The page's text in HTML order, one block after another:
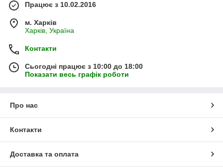
Працює з 10.02.2016
м. Харків
Харків, Україна
Контакти
Сьогодні працює з 10:00 до 18:00
Показати весь графік роботи
Про нас
Контакти
Доставка та оплата